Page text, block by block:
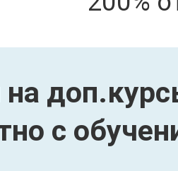
с